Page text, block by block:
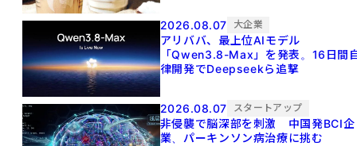
2026.08.07 大企業
アリババ、最上位AIモデル
「Qwen3.8-Max」を発表。16日間
律開発でDeepseekら追撃
2026.08.07 スタートアップ
非侵襲で脳深部を刺激 中国発BCI企
業、パーキンソン病治療に挑む